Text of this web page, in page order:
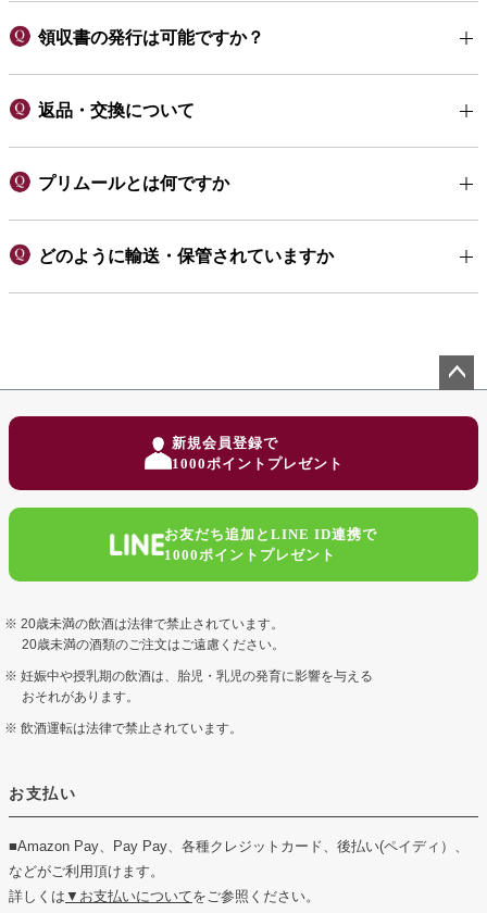
領収書の発行は可能ですか？
返品・交換について
プリムールとは何ですか
どのように輸送・保管されていますか
新規会員登録で
1000ポイントプレゼント
お友だち追加とLINE ID連携で
1000ポイントプレゼント
20歳未満の飲酒は法律で禁止されています。
20歳未満の酒類のご注文はご遠慮ください。
妊娠中や授乳期の飲酒は、胎児・乳児の発育に影響を与える
おそれがあります。
飲酒運転は法律で禁止されています。
お支払い
■Amazon Pay、Pay Pay、各種クレジットカード、後払い(ペイディ）、
などがご利用頂けます。
詳しくは ▼お支払いについてをご参照ください。